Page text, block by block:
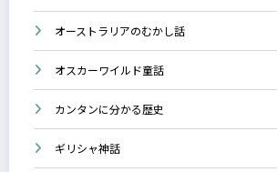
オーストラリアのむかし話
オスカーワイルド童話
カンタンに分かる歴史
ギリシャ神話